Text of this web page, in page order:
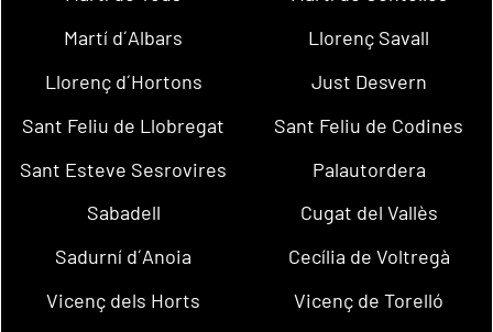
Martí d´Albars
Llorenç Savall
Llorenç d´Hortons
Just Desvern
Sant Feliu de Llobregat
Sant Feliu de Codines
Sant Esteve Sesrovires
Palautordera
Sabadell
Cugat del Vallès
Sadurní d´Anoia
Cecília de Voltregà
Vicenç dels Horts
Vicenç de Torelló